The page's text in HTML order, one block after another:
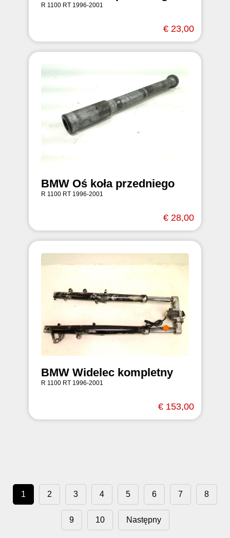
R 1100 RT 1996-2001
€ 23,00
BMW Oś koła przedniego
R 1100 RT 1996-2001
€ 28,00
BMW Widelec kompletny
R 1100 RT 1996-2001
€ 153,00
1 2 3 4 5 6 7 8
9 10 Następny